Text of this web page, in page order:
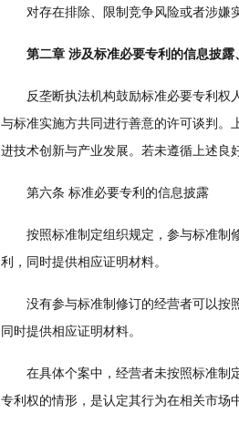
对存在排除、限制竞争风险或者涉嫌实
第二章 涉及标准必要专利的信息披露
反垄断执法机构鼓励标准必要专利权人
与标准实施方共同进行善意的许可谈判。
进技术创新与产业发展。若未遵循上述良
第六条 标准必要专利的信息披露
按照标准制定组织规定，参与标准制修
利，同时提供相应证明材料。
没有参与标准制修订的经营者可以按照
同时提供相应证明材料。
在具体个案中，经营者未按照标准制定
专利权的情形，是认定其行为在相关市场